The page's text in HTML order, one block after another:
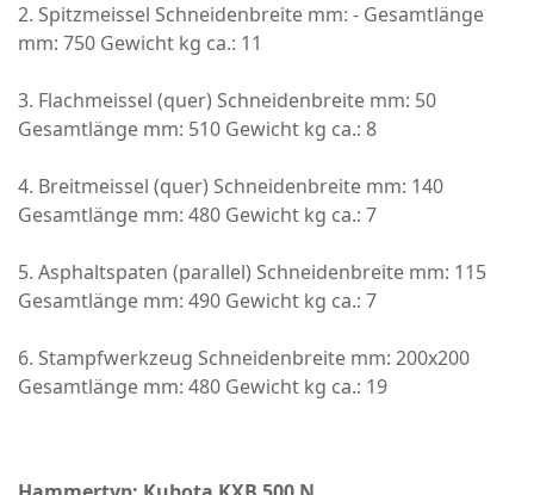
2. Spitzmeissel Schneidenbreite mm: - Gesamtlänge
mm: 750 Gewicht kg ca.: 11
3. Flachmeissel (quer) Schneidenbreite mm: 50
Gesamtlänge mm: 510 Gewicht kg ca.: 8
4. Breitmeissel (quer) Schneidenbreite mm: 140
Gesamtlänge mm: 480 Gewicht kg ca.: 7
5. Asphaltspaten (parallel) Schneidenbreite mm: 115
Gesamtlänge mm: 490 Gewicht kg ca.: 7
6. Stampfwerkzeug Schneidenbreite mm: 200x200
Gesamtlänge mm: 480 Gewicht kg ca.: 19